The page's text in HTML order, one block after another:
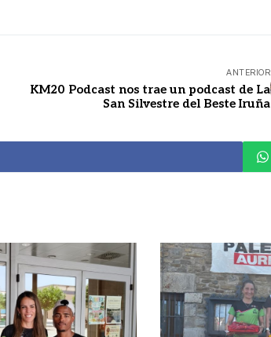
ANTERIOR
KM20 Podcast nos trae un podcast de La
San Silvestre del Beste Iruña